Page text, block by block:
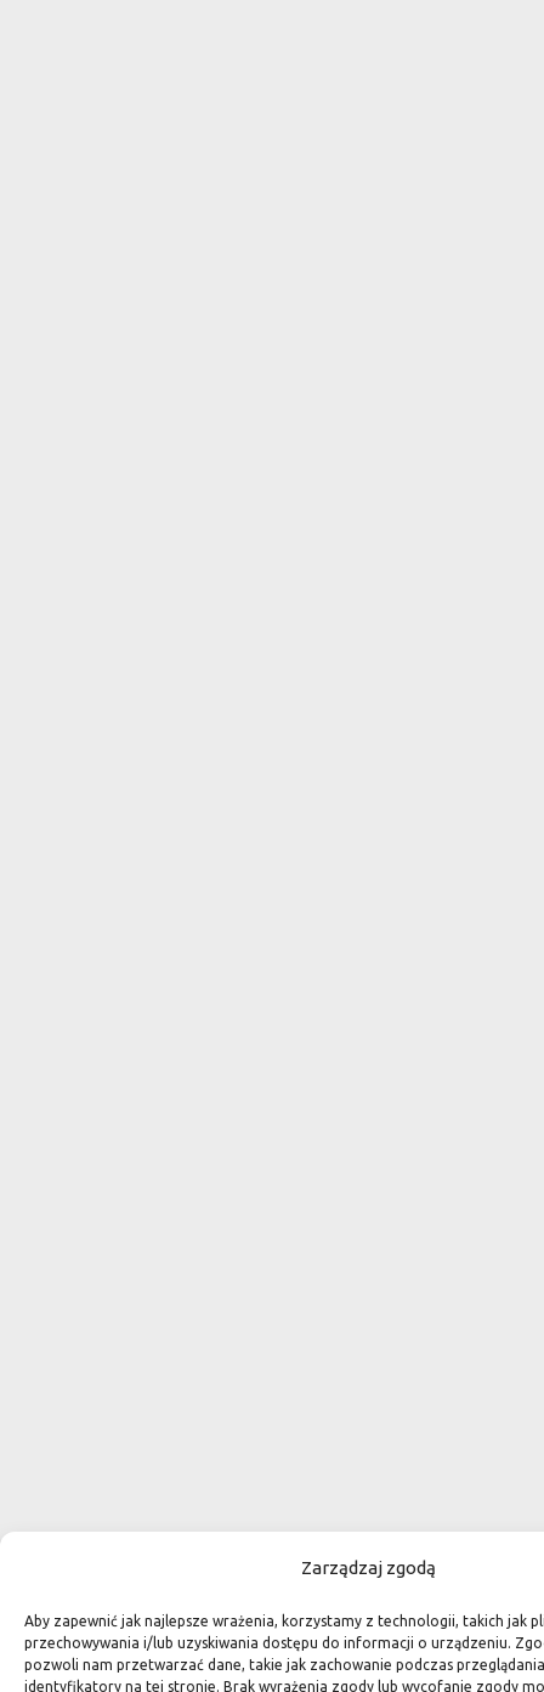
Zarządzaj zgodą
Aby zapewnić jak najlepsze wrażenia, korzystamy z technologii, takich jak
przechowywania i/lub uzyskiwania dostępu do informacji o urządzeniu.
pozwoli nam przetwarzać dane, takie jak zachowanie podczas
identyfikatory na tej stronie. Brak wyrażenia zgody lub wycofanie zgody